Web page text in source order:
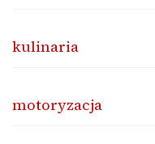
kulinaria
motoryzacja